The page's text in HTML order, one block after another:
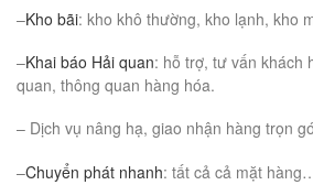
–Kho bãi: kho khô thường, kho lạnh, kho
–Khai báo Hải quan: hỗ trợ, tư vấn khách
quan, thông quan hàng hóa.
– Dịch vụ nâng hạ, giao nhận hàng trọn
–Chuyển phát nhanh: tất cả cả mặt